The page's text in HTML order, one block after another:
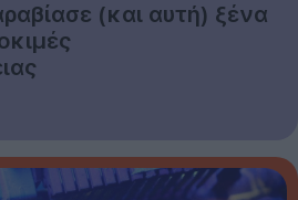
(και αυτή) ξένα